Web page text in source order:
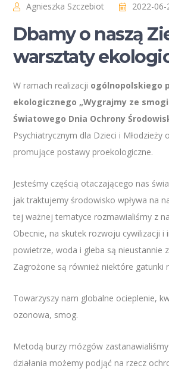
Agnieszka Szczebiot 2022-06-
Dbamy o naszą
warsztaty
W ramach realizacji ogólnopolskiego
ekologicznego „Wygrajmy ze
Światowego Dnia Ochrony
Psychiatrycznym dla Dzieci i Młodzieży
promujące postawy proekologiczne.
Jesteśmy częścią otaczającego nas
jak traktujemy środowisko wpływa na
tej ważnej tematyce rozmawialiśmy z
Obecnie, na skutek rozwoju cywilizacji i
powietrze, woda i gleba są nieustannie
Zagrożone są również niektóre gatunki
Towarzyszy nam globalne ocieplenie,
ozonowa, smog.
Metodą burzy mózgów
działania możemy podjąć na rzecz